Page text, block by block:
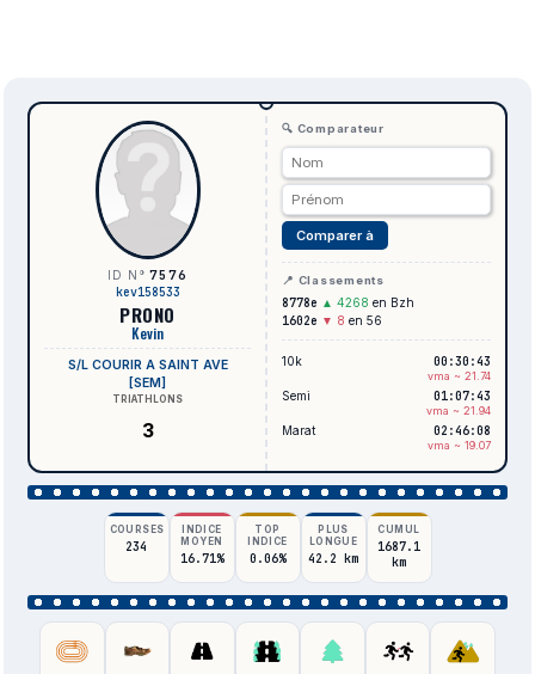
ID N°7576
kev158533
PRONO
Kevin
S/L COURIR A SAINT AVE
[SEM]
TRIATHLONS
3
🔍 Comparateur
Comparer à
📍 Classements
8778e ▲ 4268 en Bzh
1602e ▼ 8 en 56
10k 00:30:43
vma ~ 21.74
Semi 01:07:43
vma ~ 21.94
Marat 02:46:08
vma ~ 19.07
COURSES
234
INDICE
MOYEN
16.71%
TOP
INDICE
0.06%
PLUS
LONGUE
42.2 km
CUMUL
1687.1
km